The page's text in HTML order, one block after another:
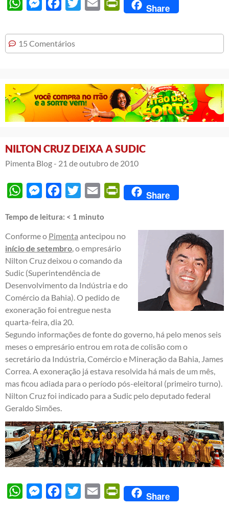
WhatsAppMessengerFacebook
Twitter Email PrintFriendly
Share
15 Comentários
NILTON CRUZ DEIXA A SUDIC
Pimenta Blog - 21 de outubro de 2010
WhatsAppMessengerFacebook
Twitter Email PrintFriendly
Share
Tempo de leitura: < 1 minuto
Conforme o Pimenta antecipou no
início de setembro, o empresário
Nilton Cruz deixou o comando da
Sudic (Superintendência de
Desenvolvimento da Indústria e do
Comércio da Bahia). O pedido de
exoneração foi entregue nesta
quarta-feira, dia 20.
Segundo informações de fonte do governo, há pelo menos seis
meses o empresário entrou em rota de colisão com o
secretário da Indústria, Comércio e Mineração da Bahia, James
Correa. A exoneração já estava resolvida há mais de um mês,
mas ficou adiada para o período pós-eleitoral (primeiro turno).
Nilton Cruz foi indicado para a Sudic pelo deputado federal
Geraldo Simões.
WhatsAppMessengerFacebook
Twitter Email PrintFriendly
Share